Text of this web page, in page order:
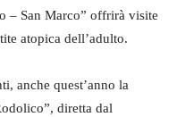
– San Marco” offrirà visite
atopica dell’adulto.
anche quest’anno la
diretta dal